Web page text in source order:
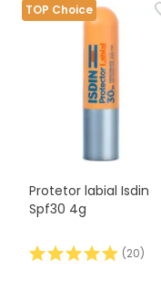
TOP Choice
Protetor labial Isdin
Spf30 4g
(20)